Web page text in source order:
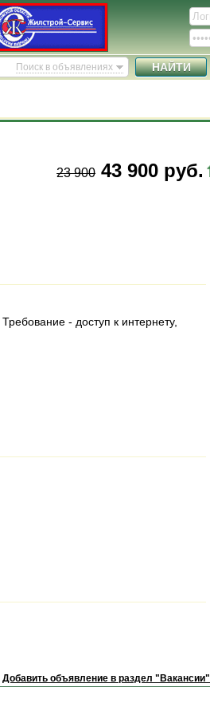
Поиск в объявлениях
23 900 43 900 руб.
- доступ к интернету,
Добавить объявление в раздел "Вакансии"